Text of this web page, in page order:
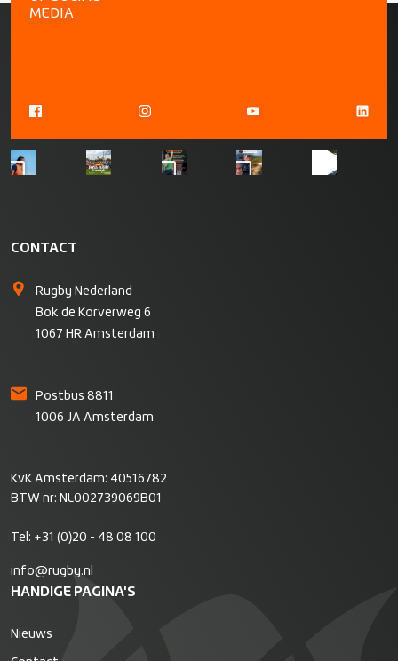
MEDIA
CONTACT
Rugby Nederland
Bok de Korverweg 6
1067 HR Amsterdam
Postbus 8811
1006 JA Amsterdam
KvK Amsterdam: 40516782
BTW nr: NL002739069B01
Tel: +31 (0)20 - 48 08 100
info@rugby.nl
HANDIGE PAGINA'S
Nieuws